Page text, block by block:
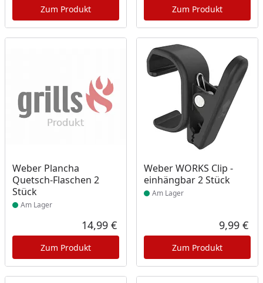
Zum Produkt Zum Produkt
Weber Plancha
Quetsch-Flaschen 2
Stück
Produkt am Lager
Am Lager
Aktueller Preis
14,99 €
Zum Produkt
Weber WORKS Clip -
einhängbar 2 Stück
Produkt am Lager
Am Lager
9,99 €
Zum Produkt